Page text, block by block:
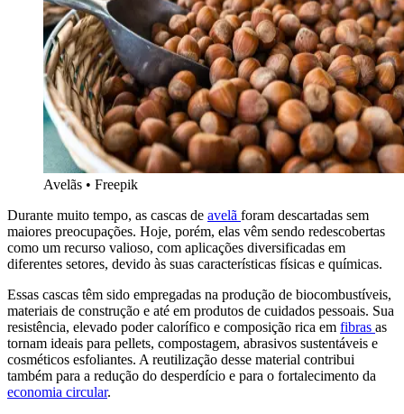
Avelãs • Freepik
Durante muito tempo, as cascas de avelã foram descartadas sem
maiores preocupações. Hoje, porém, elas vêm sendo redescobertas
como um recurso valioso, com aplicações diversificadas em
diferentes setores, devido às suas características físicas e químicas.
Essas cascas têm sido empregadas na produção de biocombustíveis,
materiais de construção e até em produtos de cuidados pessoais. Sua
resistência, elevado poder calorífico e composição rica em fibras as
tornam ideais para pellets, compostagem, abrasivos sustentáveis e
cosméticos esfoliantes. A reutilização desse material contribui
também para a redução do desperdício e para o fortalecimento da
economia circular.